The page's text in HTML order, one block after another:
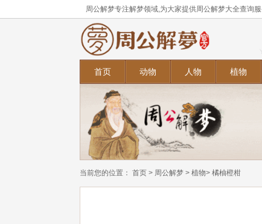
周公解梦专注解梦领域,为大家提供周公解梦大全查询
首页 动物 人物 植物
当前您的位置： 首页 > 周公解梦 > 植物> 橘柚橙柑